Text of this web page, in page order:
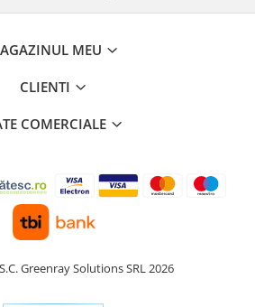
MEU
CLIENTI
COMERCIALE
Greenray Solutions SRL 2026